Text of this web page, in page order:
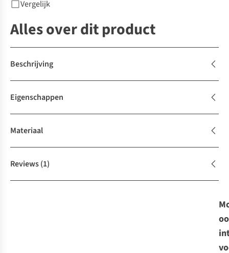
Vergelijk
Alles over dit product
Beschrijving
Eigenschappen
Materiaal
Reviews(1)